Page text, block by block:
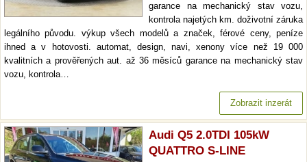
garance na mechanický stav vozu,
kontrola najetých km. doživotní záruka
legálního původu. výkup všech modelů a značek, férové ceny, peníze
ihned a v hotovosti. automat, design, navi, xenony více než 19 000
kvalitních a prověřených aut. až 36 měsíců garance na mechanický stav
vozu, kontrola…
Zobrazit inzerát
Audi Q5 2.0TDI 105kW
QUATTRO S-LINE